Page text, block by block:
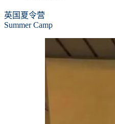
英国夏令营
Summer Camp